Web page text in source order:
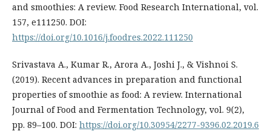
and smoothies: A review. Food Research International, vol.
157, e111250. DOI:
https://doi.org/10.1016/j.foodres.2022.111250
Srivastava A., Kumar R., Arora A., Joshi J., & Vishnoi S.
(2019). Recent advances in preparation and functional
properties of smoothie as food: A review. International
Journal of Food and Fermentation Technology, vol. 9(2),
pp. 89–100. DOI: https://doi.org/10.30954/2277-9396.02.2019.6